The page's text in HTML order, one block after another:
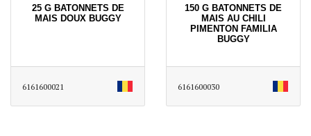
25 G BATONNETS DE
MAIS DOUX BUGGY
6161600021
150 G BATONNETS DE
MAIS AU CHILI
PIMENTON FAMILIA
BUGGY
6161600030